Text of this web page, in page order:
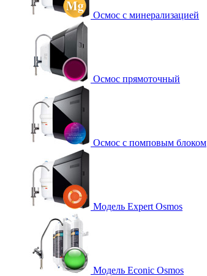
Осмос с минерализацией
Осмос прямоточный
Осмос с помповым блоком
Модель Expert Osmos
Модель Econic Osmos